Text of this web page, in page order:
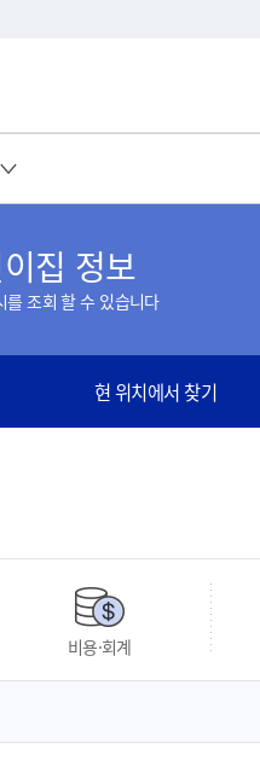
집 정보
를 조회 할 수 있습니다
현 위치에서 찾기
비용·회계